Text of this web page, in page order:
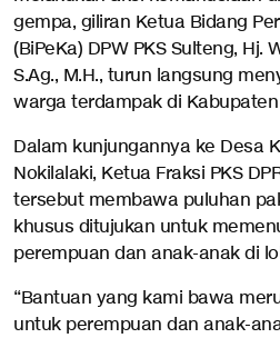
gempa, giliran Ketua Bidang
(BiPeKa) DPW PKS Sulteng, Hj.
S.Ag., M.H., turun langsung
warga terdampak di Kabupaten
Dalam kunjungannya ke Desa
Nokilalaki, Ketua Fraksi PKS
tersebut membawa puluhan
khusus ditujukan untuk
perempuan dan anak-anak di
“Bantuan yang kami bawa
untuk perempuan dan anak-